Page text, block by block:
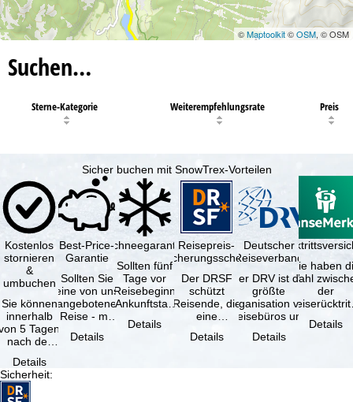
©Maptoolkit©OSM, © OSM
Suchen…
Sterne-Kategorie Weiterempfehlungsrate Preis
Sicher buchen mit SnowTrex-Vorteilen
Kostenlos
stornieren
&
umbuchen
Sie können
innerhalb
5 Tagen
nach der
kostenfrei
…
Details
Best-Price-
Garantie
Sollten Sie
eine von uns
angebotene
Reise - mit
Verfügbarkeit
Details
Schneegarantie
Sollten fünf
Tage vor
Reisebeginn
(Ankunftstag)
Schneemangel
Details
Reisepreis-
Sicherungsschein
Der DRSF
schützt
Reisende, die
eine
oder
Details
Deutscher
Reiseverband
Der DRV ist die
größte
Organisation von
Reisebüros und
Reiseveranstaltern
in …
Details
Sie haben
Wahl
der
(inklusive
Details
Sicherheit: